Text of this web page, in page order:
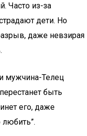
Часто из-за
дети. Но
даже невзирая
мужчина-Телец
быть
его, даже